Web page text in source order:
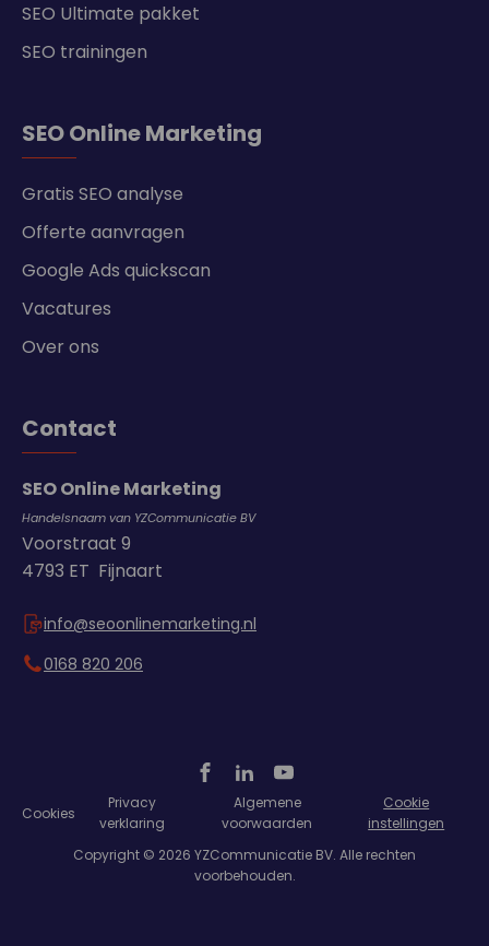
SEO Ultimate pakket
SEO trainingen
SEO Online Marketing
Gratis SEO analyse
Offerte aanvragen
Google Ads quickscan
Vacatures
Over ons
Contact
SEO Online Marketing
Handelsnaam van YZCommunicatie BV
Voorstraat 9
4793 ET Fijnaart
info@seoonlinemarketing.nl
0168 820 206
Cookies
Privacy
verklaring
Algemene
voorwaarden
Cookie
instellingen
Copyright © 2026 YZCommunicatie BV. Alle rechten
voorbehouden.